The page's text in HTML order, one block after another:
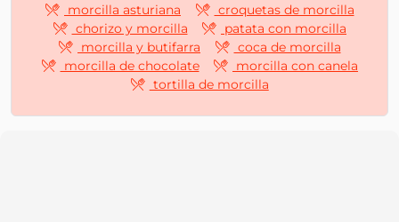
morcilla asturiana
croquetas de morcilla
chorizo y morcilla
patata con morcilla
morcilla y butifarra
coca de morcilla
morcilla de chocolate
morcilla con canela
tortilla de morcilla